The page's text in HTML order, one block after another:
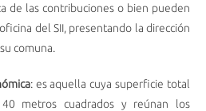
de las contribuciones o bien pueden
del SII, presentando la dirección
comuna.
: es aquella cuya superficie total
metros cuadrados y reúnan los